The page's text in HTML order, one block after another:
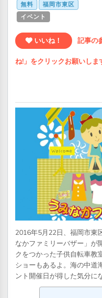
無料
福岡市東区
イベント
いいね！ 記事の
ね!」をクリックお願いしま
2016年5月22日、福岡市東
なかファミリーバザー」が
クをつかった子供自転車教
ショーもあるよ。海の中道
ント開催日が得した気分に